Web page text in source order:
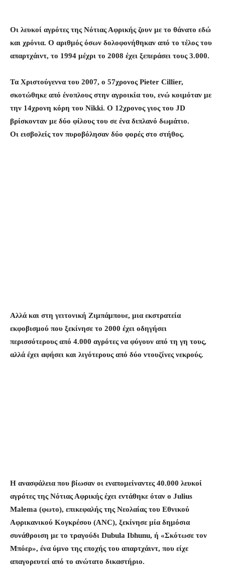
Οι λευκοί αγρότες της Νότιας Αφρικής ζουν με το θάνατο εδώ
και χρόνια. Ο αριθμός όσων δολοφονήθηκαν από το τέλος του
απαρτχάιντ, το 1994 μέχρι το 2008 έχει ξεπεράσει τους 3.000.
Τα Χριστούγεννα του 2007, ο 57χρονος Pieter Cillier,
σκοτώθηκε από ένοπλους στην αγροικία του, ενώ κοιμόταν με
την 14χρονη κόρη του Nikki. Ο 12χρονος γιος του JD
βρίσκονταν με δύο φίλους του σε ένα διπλανό δωμάτιο.
Οι εισβολείς τον πυροβόλησαν δύο φορές στο στήθος.
Αλλά και στη γειτονική Ζιμπάμπουε, μια εκστρατεία
εκφοβισμού που ξεκίνησε το 2000 έχει οδηγήσει
περισσότερους από 4.000 αγρότες να φύγουν από τη γη τους,
αλλά έχει αφήσει και λιγότερους από δύο ντουζίνες νεκρούς.
Η ανασφάλεια που βίωσαν οι εναπομείναντες 40.000 λευκοί
αγρότες της Νότιας Αφρικής έχει εντάθηκε όταν ο Julius
Malema (φωτο), επικεφαλής της Νεολαίας του Εθνικού
Αφρικανικού Κογκρέσου (ANC), ξεκίνησε μία δημόσια
συνάθροιση με το τραγούδι Dubula Ibhunu, ή «Σκότωσε τον
Μπόερ», ένα ύμνο της εποχής του απαρτχάιντ, που είχε
απαγορευτεί από το ανώτατο δικαστήριο.